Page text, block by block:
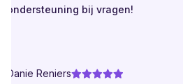
bij vragen!
Reniers